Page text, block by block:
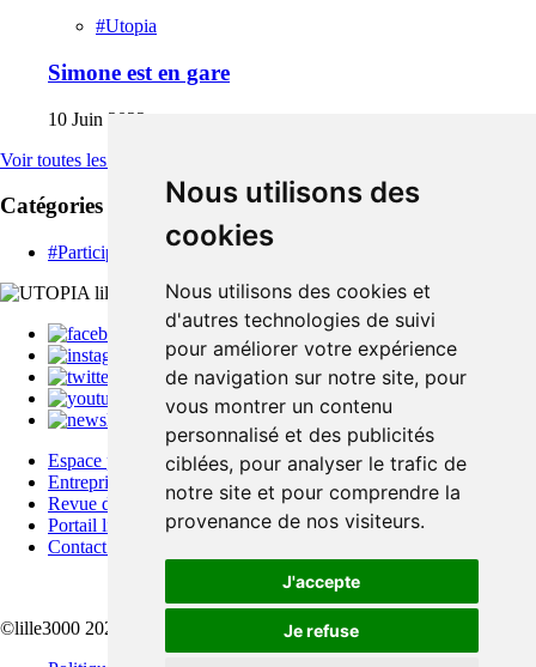
Nous utilisons des
cookies
Nous utilisons des cookies et
d'autres technologies de suivi
pour améliorer votre expérience
de navigation sur notre site, pour
vous montrer un contenu
personnalisé et des publicités
ciblées, pour analyser le trafic de
notre site et pour comprendre la
provenance de nos visiteurs.
J'accepte
Je refuse
#Utopia
Simone est en gare
10 Juin 2022
Voir toutes les actus
Catégories
#Participer
Newsletter
Espace pro
Entreprises
Revue de presse
Portail lille3000
Contact & Équipe
©lille3000 2022